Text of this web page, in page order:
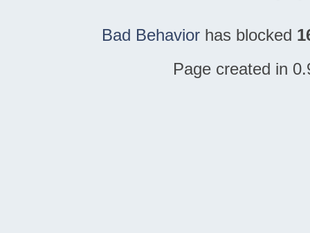
Bad Behaviorhas blocked
Page created in